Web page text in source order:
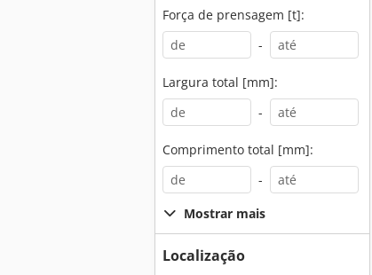
Força de prensagem [t]:
-
Largura total [mm]:
-
Comprimento total [mm]:
-
Mostrar mais
Localização